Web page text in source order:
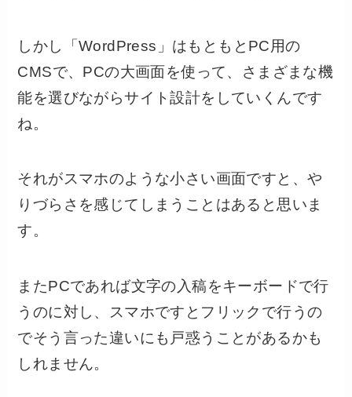
しかし「WordPress」はもともとPC用の
CMSで、PCの大画面を使って、さまざまな機
能を選びながらサイト設計をしていくんです
ね。
それがスマホのような小さい画面ですと、や
りづらさを感じてしまうことはあると思いま
す。
またPCであれば文字の入稿をキーボードで行
うのに対し、スマホですとフリックで行うの
でそう言った違いにも戸惑うことがあるかも
しれません。